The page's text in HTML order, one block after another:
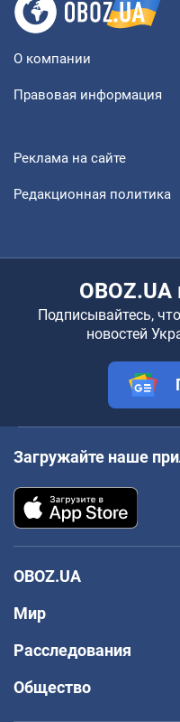
О компании
Правовая информация
Реклама на сайте
Редакционная политика
Подписывайтесь,
новостей
Загружайте наше
OBOZ.UA
Мир
Расследования
Общество